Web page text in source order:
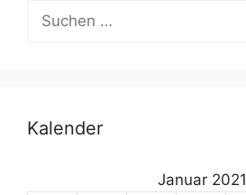
Suchen
nach:
Kalender
Januar 2021